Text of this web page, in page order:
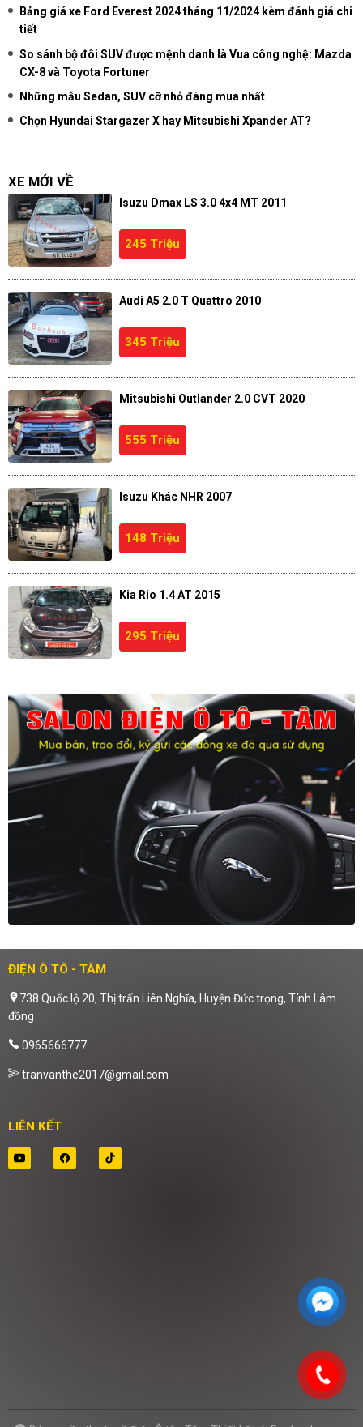
Bảng giá xe Ford Everest 2024 tháng 11/2024 kèm đánh giá chi
tiết
So sánh bộ đôi SUV được mệnh danh là Vua công nghệ: Mazda
CX-8 và Toyota Fortuner
Những mẫu Sedan, SUV cỡ nhỏ đáng mua nhất
Chọn Hyundai Stargazer X hay Mitsubishi Xpander AT?
XE MỚI VỀ
Isuzu Dmax LS 3.0 4x4 MT 2011
245 Triệu
Audi A5 2.0 T Quattro 2010
345 Triệu
Mitsubishi Outlander 2.0 CVT 2020
555 Triệu
Isuzu Khác NHR 2007
148 Triệu
Kia Rio 1.4 AT 2015
295 Triệu
ĐIỆN Ô TÔ - TÂM
738 Quốc lộ 20, Thị trấn Liên Nghĩa, Huyện Đức trọng, Tỉnh Lâm
đồng
0965666777
tranvanthe2017@gmail.com
LIÊN KẾT